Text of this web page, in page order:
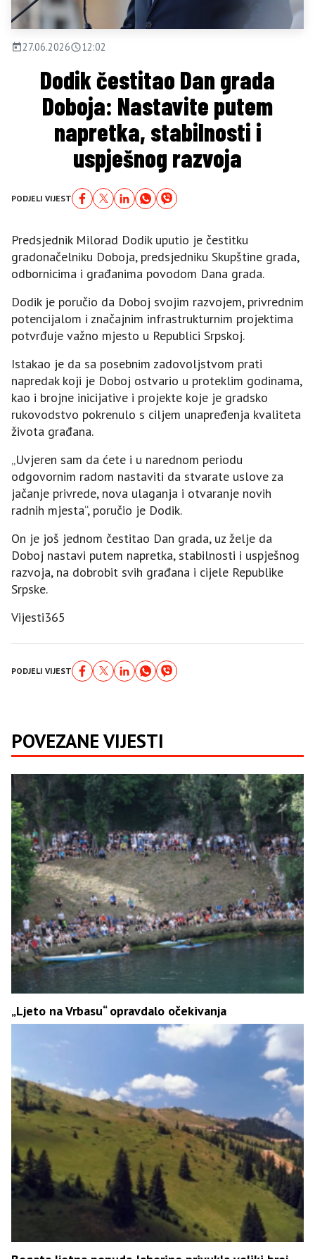
27.06.2026 12:02
Dodik čestitao Dan grada
Doboja: Nastavite putem
napretka, stabilnosti i
uspješnog razvoja
PODJELI VIJEST
Predsjednik Milorad Dodik uputio je čestitku
gradonačelniku Doboja, predsjedniku Skupštine grada,
odbornicima i građanima povodom Dana grada.
Dodik je poručio da Doboj svojim razvojem, privrednim
potencijalom i značajnim infrastrukturnim projektima
potvrđuje važno mjesto u Republici Srpskoj.
Istakao je da sa posebnim zadovoljstvom prati
napredak koji je Doboj ostvario u proteklim godinama,
kao i brojne inicijative i projekte koje je gradsko
rukovodstvo pokrenulo s ciljem unapređenja kvaliteta
života građana.
„Uvjeren sam da ćete i u narednom periodu
odgovornim radom nastaviti da stvarate uslove za
jačanje privrede, nova ulaganja i otvaranje novih
radnih mjesta“, poručio je Dodik.
On je još jednom čestitao Dan grada, uz želje da
Doboj nastavi putem napretka, stabilnosti i uspješnog
razvoja, na dobrobit svih građana i cijele Republike
Srpske.
Vijesti365
PODJELI VIJEST
POVEZANE VIJESTI
„Ljeto na Vrbasu“ opravdalo očekivanja